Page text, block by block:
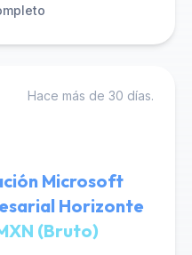
Hace más de 30 días.
Microsoft
Horizonte
(Bruto)